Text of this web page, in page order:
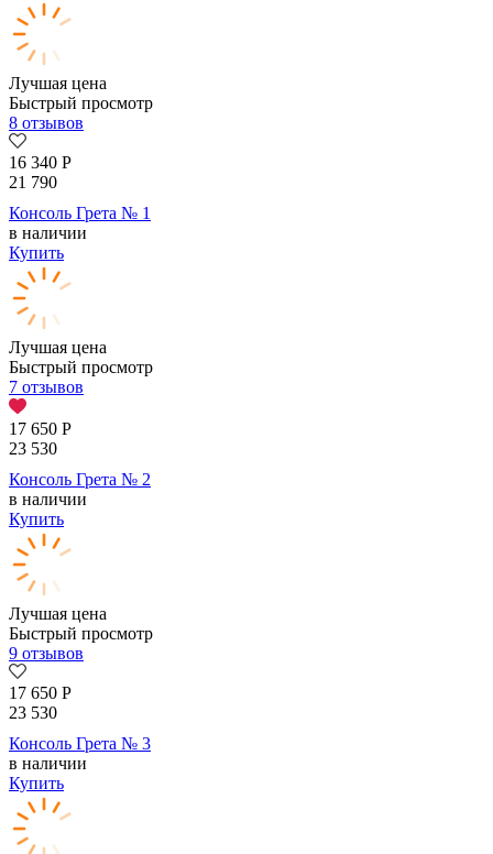
Лучшая цена
Быстрый просмотр
8 отзывов
16 340 Р
21 790
Консоль Грета № 1
в наличии
Купить
Лучшая цена
Быстрый просмотр
7 отзывов
17 650 Р
23 530
Консоль Грета № 2
в наличии
Купить
Лучшая цена
Быстрый просмотр
9 отзывов
17 650 Р
23 530
Консоль Грета № 3
в наличии
Купить